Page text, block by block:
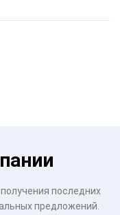
последних
предложений.